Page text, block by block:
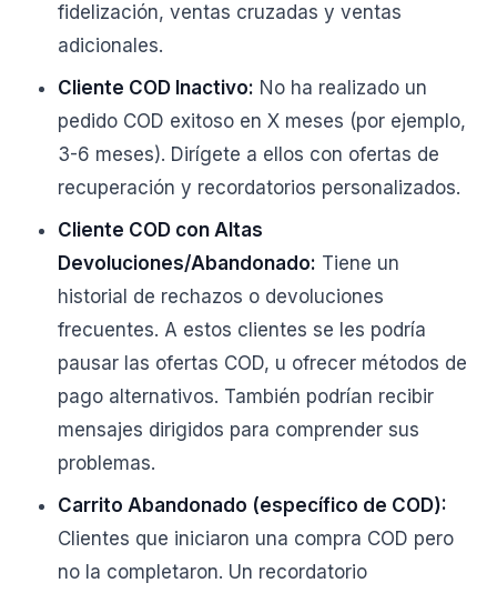
fidelización, ventas cruzadas y ventas
adicionales.
Cliente COD Inactivo: No ha realizado un
pedido COD exitoso en X meses (por ejemplo,
3-6 meses). Dirígete a ellos con ofertas de
recuperación y recordatorios personalizados.
Cliente COD con Altas
Devoluciones/Abandonado: Tiene un
historial de rechazos o devoluciones
frecuentes. A estos clientes se les podría
pausar las ofertas COD, u ofrecer métodos de
pago alternativos. También podrían recibir
mensajes dirigidos para comprender sus
problemas.
Carrito Abandonado (específico de COD):
Clientes que iniciaron una compra COD pero
no la completaron. Un recordatorio